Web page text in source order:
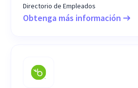
Directorio de Empleados
Obtenga más información